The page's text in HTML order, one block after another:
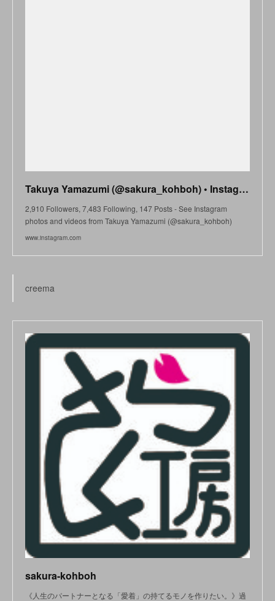
Takuya Yamazumi (@sakura_kohboh) • Instagram photos and videos
2,910 Followers, 7,483 Following, 147 Posts - See Instagram
photos and videos from Takuya Yamazumi (@sakura_kohboh)
www.instagram.com
creema
sakura-kohboh
《人生のパートナーとなる「愛着」の持てるモノを作りたい。》過